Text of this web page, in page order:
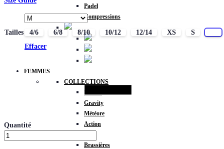
Padel
Compressions
FEMMES
COLLECTIONS
Fitness
Gravity
Météore
Action
Brassières
Tailles 4/6 6/8 8/10 10/12 12/14 XS S
Effacer
Quantité